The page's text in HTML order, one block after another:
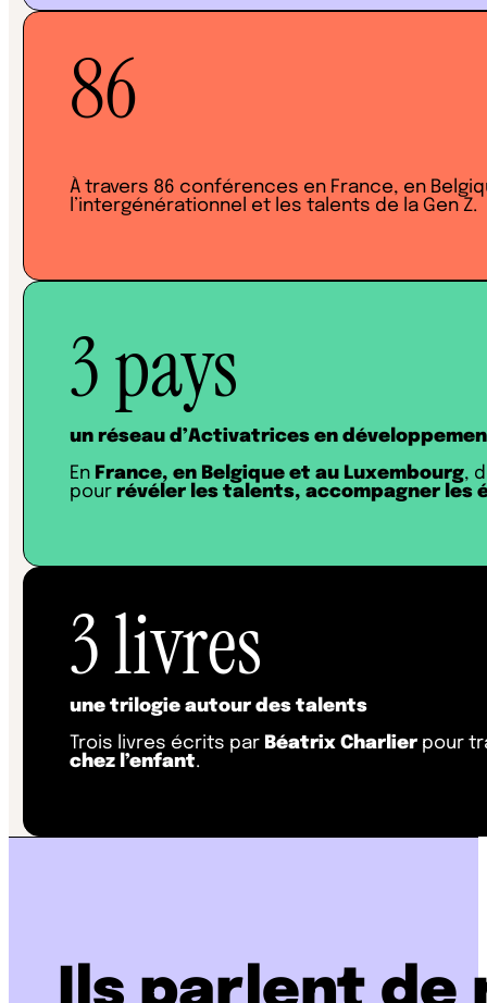
86
À travers 86 conférences en France, en
l’intergénérationnel et les talents de la Gen Z.
3pays
un réseau d’Activatrices en
En France, en Belgique et au Luxembourg,
pourrévéler les talents, accompagner les
3livres
une trilogie autour des talents
Trois livres écrits par Béatrix Charlier pour
chez l’enfant.